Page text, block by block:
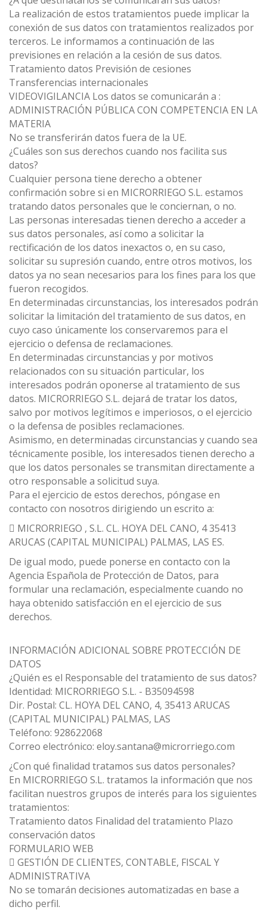
La realización de estos tratamientos puede implicar la
conexión de sus datos con tratamientos realizados por
terceros. Le informamos a continuación de las
previsiones en relación a la cesión de sus datos.
Tratamiento datos Previsión de cesiones
Transferencias internacionales
VIDEOVIGILANCIA Los datos se comunicarán a :
ADMINISTRACIÓN PÚBLICA CON COMPETENCIA EN LA
MATERIA
No se transferirán datos fuera de la UE.
¿Cuáles son sus derechos cuando nos facilita sus
datos?
Cualquier persona tiene derecho a obtener
confirmación sobre si en MICRORRIEGO S.L. estamos
tratando datos personales que le conciernan, o no.
Las personas interesadas tienen derecho a acceder a
sus datos personales, así como a solicitar la
rectificación de los datos inexactos o, en su caso,
solicitar su supresión cuando, entre otros motivos, los
datos ya no sean necesarios para los fines para los que
fueron recogidos.
En determinadas circunstancias, los interesados podrán
solicitar la limitación del tratamiento de sus datos, en
cuyo caso únicamente los conservaremos para el
ejercicio o defensa de reclamaciones.
En determinadas circunstancias y por motivos
relacionados con su situación particular, los
interesados podrán oponerse al tratamiento de sus
datos. MICRORRIEGO S.L. dejará de tratar los datos,
salvo por motivos legítimos e imperiosos, o el ejercicio
o la defensa de posibles reclamaciones.
Asimismo, en determinadas circunstancias y cuando sea
técnicamente posible, los interesados tienen derecho a
que los datos personales se transmitan directamente a
otro responsable a solicitud suya.
Para el ejercicio de estos derechos, póngase en
contacto con nosotros dirigiendo un escrito a:
 MICRORRIEGO , S.L. CL. HOYA DEL CANO, 4 35413
ARUCAS (CAPITAL MUNICIPAL) PALMAS, LAS ES.
De igual modo, puede ponerse en contacto con la
Agencia Española de Protección de Datos, para
formular una reclamación, especialmente cuando no
haya obtenido satisfacción en el ejercicio de sus
derechos.
INFORMACIÓN ADICIONAL SOBRE PROTECCIÓN DE
DATOS
¿Quién es el Responsable del tratamiento de sus datos?
Identidad: MICRORRIEGO S.L. - B35094598
Dir. Postal: CL. HOYA DEL CANO, 4, 35413 ARUCAS
(CAPITAL MUNICIPAL) PALMAS, LAS
Teléfono: 928622068
Correo electrónico: eloy.santana@microrriego.com
¿Con qué finalidad tratamos sus datos personales?
En MICRORRIEGO S.L. tratamos la información que nos
facilitan nuestros grupos de interés para los siguientes
tratamientos:
Tratamiento datos Finalidad del tratamiento Plazo
conservación datos
FORMULARIO WEB
 GESTIÓN DE CLIENTES, CONTABLE, FISCAL Y
ADMINISTRATIVA
No se tomarán decisiones automatizadas en base a
dicho perfil.